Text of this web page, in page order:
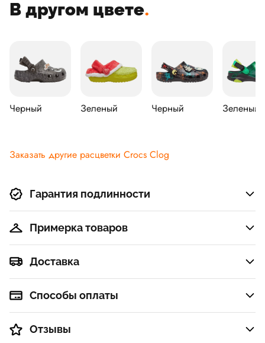
В другом цвете.
Черный Зеленый Черный Зеленый
Заказать другие расцветки Crocs Clog
Гарантия подлинности
Примерка товаров
Доставка
Способы оплаты
Отзывы